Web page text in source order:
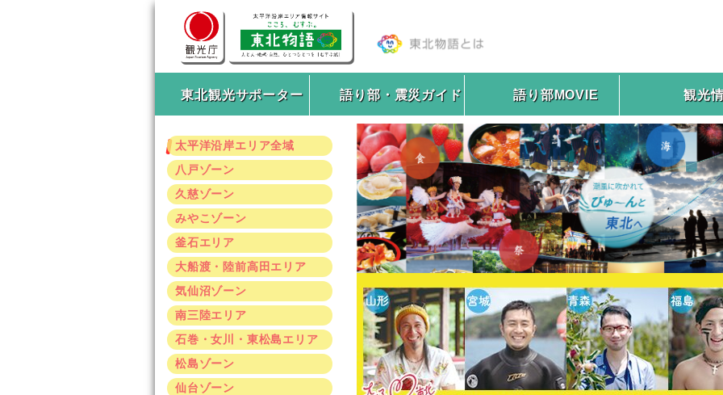
東北観光サポーター 語り部・震災ガイド 語り部MOVIE 観光
太平洋沿岸エリア全域
八戸ゾーン
久慈ゾーン
みやこゾーン
釜石エリア
大船渡・陸前高田エリア
気仙沼ゾーン
南三陸エリア
石巻・女川・東松島エリア
松島ゾーン
仙台ゾーン